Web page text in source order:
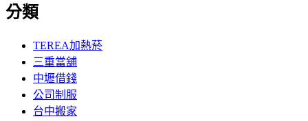
分類
TEREA加熱菸
三重當舖
中壢借錢
公司制服
台中搬家